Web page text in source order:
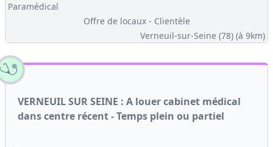
Paramédical
Offre de locaux - Clientèle
Verneuil-sur-Seine (78) (à 9km)
VERNEUIL SUR SEINE : A louer cabinet médical
dans centre récent - Temps plein ou partiel